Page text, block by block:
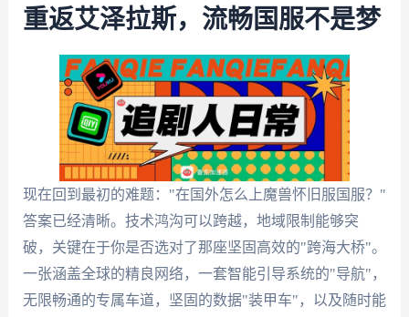
重返艾泽拉斯，流畅国服不是梦
现在回到最初的难题："在国外怎么上魔兽怀旧服国服？"
答案已经清晰。技术鸿沟可以跨越，地域限制能够突
破，关键在于你是否选对了那座坚固高效的"跨海大桥"。
一张涵盖全球的精良网络，一套智能引导系统的"导航"，
无限畅通的专属车道，坚固的数据"装甲车"，以及随时能